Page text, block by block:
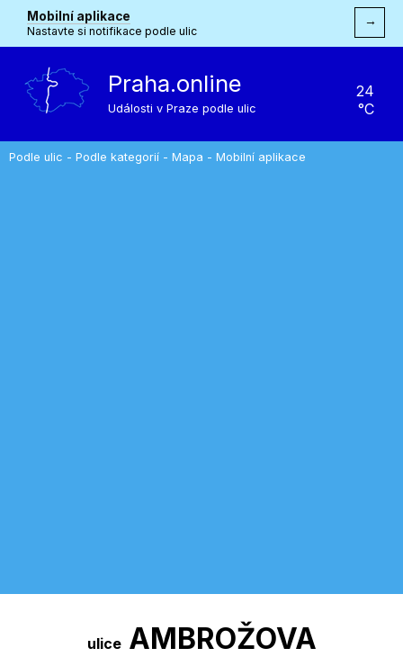
Mobilní aplikace
Nastavte si notifikace podle ulic
→
Praha.online
Události v Praze podle ulic
24
°C
Podle ulic - Podle kategorií - Mapa - Mobilní aplikace
uliceAMBROŽOVA